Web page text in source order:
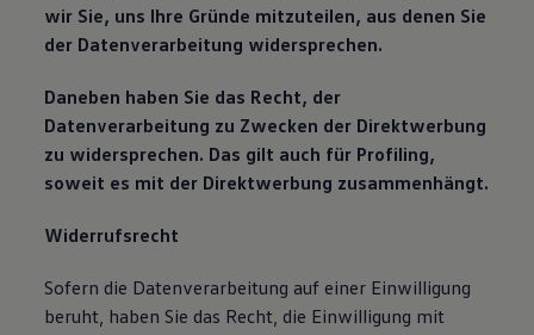
wir Sie, uns Ihre Gründe mitzuteilen, aus denen Sie
der Datenverarbeitung widersprechen.
Daneben haben Sie das Recht, der
Datenverarbeitung zu Zwecken der Direktwerbung
zu widersprechen. Das gilt auch für Profiling,
soweit es mit der Direktwerbung zusammenhängt.
Widerrufsrecht
Sofern die Datenverarbeitung auf einer Einwilligung
beruht, haben Sie das Recht, die Einwilligung mit